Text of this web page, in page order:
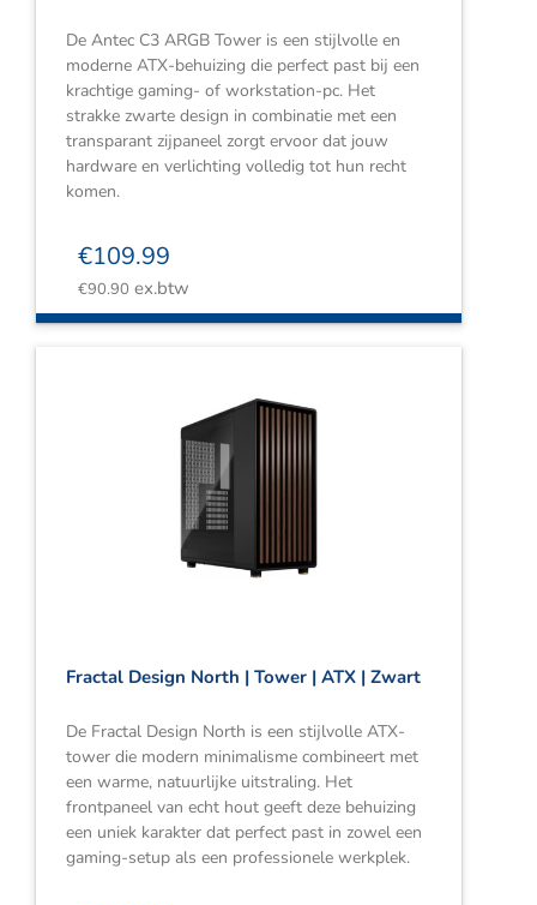
De Antec C3 ARGB Tower is een stijlvolle en
moderne ATX-behuizing die perfect past bij een
krachtige gaming- of workstation-pc. Het
strakke zwarte design in combinatie met een
transparant zijpaneel zorgt ervoor dat jouw
hardware en verlichting volledig tot hun recht
komen.
€109.99
€90.90 ex.btw
Fractal Design North | Tower | ATX | Zwart
De Fractal Design North is een stijlvolle ATX-
tower die modern minimalisme combineert met
een warme, natuurlijke uitstraling. Het
frontpaneel van echt hout geeft deze behuizing
een uniek karakter dat perfect past in zowel een
gaming-setup als een professionele werkplek.